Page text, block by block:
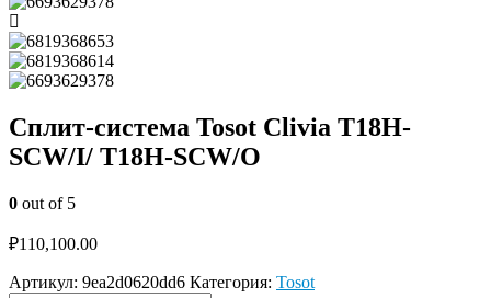
Сплит-система Tosot Clivia T18H-
SCW/I/ T18H-SCW/O
0 out of 5
₽110,100.00
Артикул: 9ea2d0620dd6 Категория: Tosot